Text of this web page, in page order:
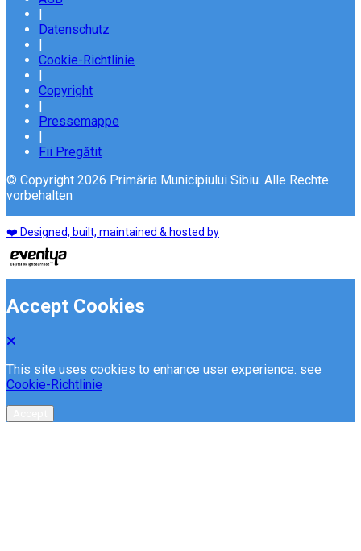
|
Datenschutz
|
Cookie-Richtlinie
|
Copyright
|
Pressemappe
|
Fii Pregătit
© Copyright 2026 Primăria Municipiului Sibiu. Alle Rechte
vorbehalten
❤️ Designed, built, maintained & hosted by
Accept Cookies
This site uses cookies to enhance user experience. see
Cookie-Richtlinie